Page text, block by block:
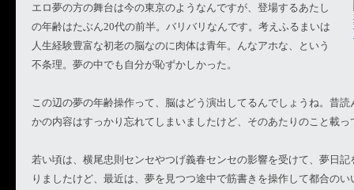
エロ夢の方の舞台は今の東京のようなんですが、登場するあたし
の年齢はたぶん20代の前半。バリバリなんです。考えふるまいは
人生経験豊富な初老の脳なのに肉体は青年。んなアホな、という
不条理。夢の中でも自分が恥ずかしかった。
この辺の夢の年齢操作って、脳はどう演出してるんでしょうね。昔
かの内容はすっかり忘れてしまいましたけど、そのあたりのこと載っ
若い頃は、横尾忠則センセやつげ義春センセの影響を受けて、夢日記
りましたけど、最近は、夢を見つつ途中で筋書きを操作して都合の